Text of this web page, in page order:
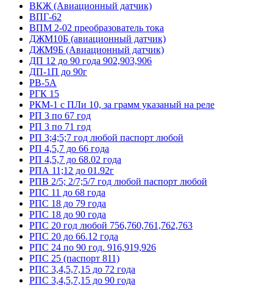
ВКЖ (Авиационный датчик)
ВПГ-62
ВПМ 2-02 преобразователь тока
ДЖМ10Б (авиационный датчик)
ДЖМ9Б (Авиационный датчик)
ДП 12 до 90 года 902,903,906
ДП-1П до 90г
РВ-5А
РГК 15
РКМ-1 с ПЛи 10, за грамм указаный на реле
РП 3 по 67 год
РП 3 по 71 год
РП 3;4;5;7 год любой паспорт любой
РП 4,5,7 до 66 года
РП 4,5,7 до 68.02 года
РПА 11;12 до 01.92г
РПВ 2/5; 2/7;5/7 год любой паспорт любой
РПС 11 до 68 года
РПС 18 до 79 года
РПС 18 до 90 года
РПС 20 год любой 756,760,761,762,763
РПС 20 до 66.12 года
РПС 24 по 90 год. 916,919,926
РПС 25 (паспорт 811)
РПС 3,4,5,7,15 до 72 года
РПС 3,4,5,7,15 до 90 года